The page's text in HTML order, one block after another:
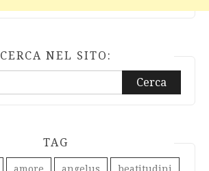
CERCA NEL SITO:
TAG